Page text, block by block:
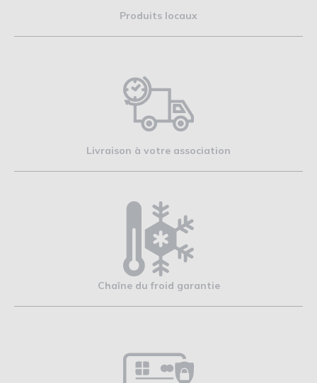
Produits locaux
Livraison à votre association
Chaîne du froid garantie